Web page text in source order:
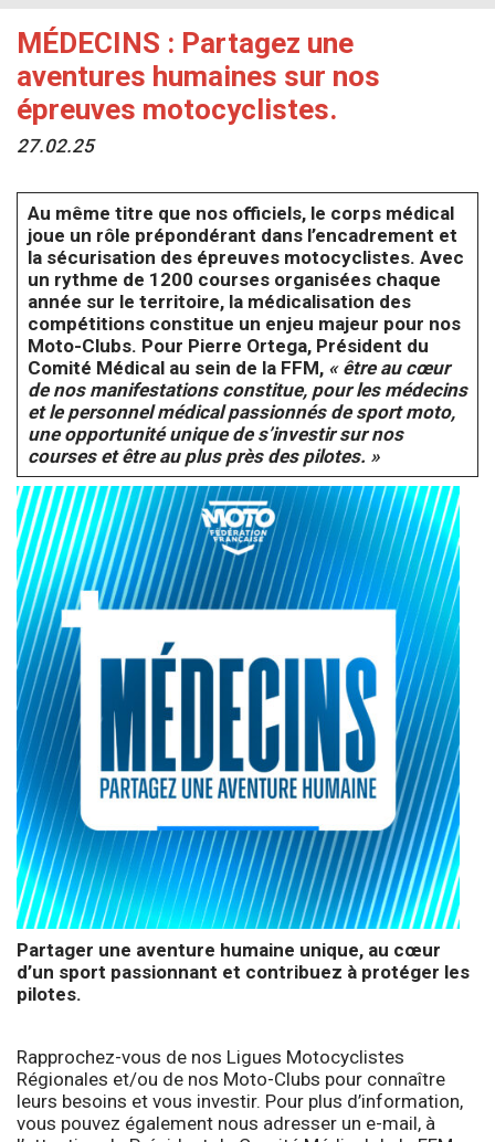
MÉDECINS : Partagez une
aventures humaines sur nos
épreuves motocyclistes.
27.02.25
Au même titre que nos officiels, le corps médical
joue un rôle prépondérant dans l’encadrement et
la sécurisation des épreuves motocyclistes. Avec
un rythme de 1200 courses organisées chaque
année sur le territoire, la médicalisation des
compétitions constitue un enjeu majeur pour nos
Moto-Clubs. Pour Pierre Ortega, Président du
Comité Médical au sein de la FFM, « être au cœur
de nos manifestations constitue, pour les médecins
et le personnel médical passionnés de sport moto,
une opportunité unique de s’investir sur nos
courses et être au plus près des pilotes. »
Partager une aventure humaine unique, au cœur
d’un sport passionnant et contribuez à protéger les
pilotes.
Rapprochez-vous de nos Ligues Motocyclistes
Régionales et/ou de nos Moto-Clubs pour connaître
leurs besoins et vous investir. Pour plus d’information,
vous pouvez également nous adresser un e-mail, à